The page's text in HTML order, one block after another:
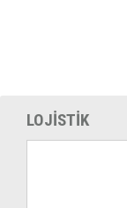
LOJİSTİK